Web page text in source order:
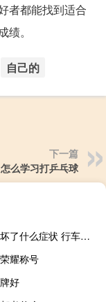
者都能找到适合
。
自己的
下一篇
怎么学习打乒乓球
行车电脑坏了什么症状 行车电脑坏了什么表现
耀称号
好